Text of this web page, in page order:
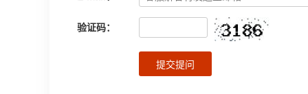
验证码：
提交提问